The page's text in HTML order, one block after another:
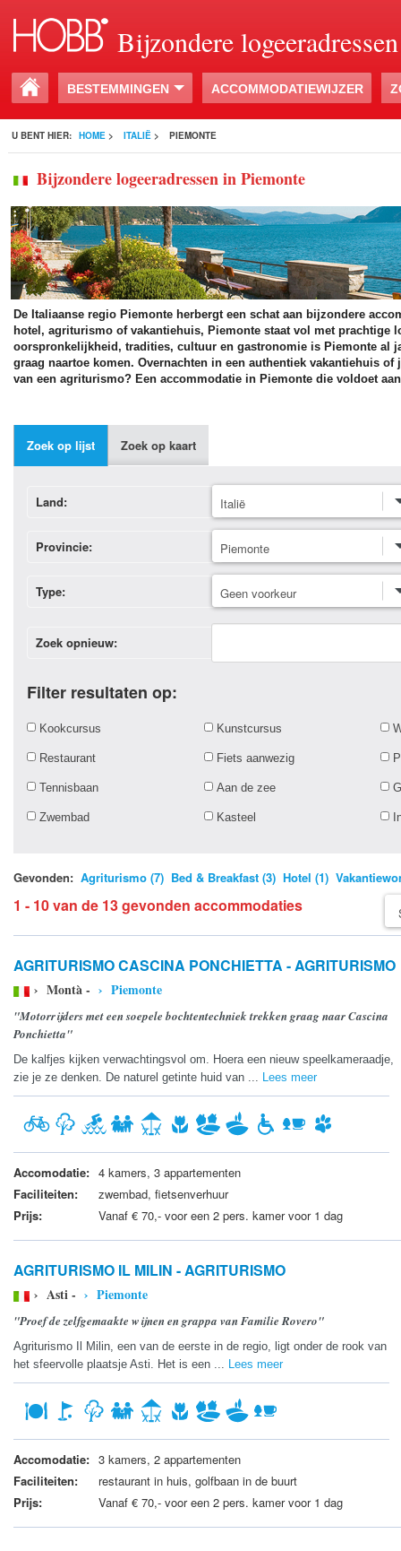
Bijzondere logeeradressen
BESTEMMINGEN ACCOMMODATIEWIJZER
U BENT HIER: HOME > ITALIË > PIEMONTE
Bijzondere logeeradressen in Piemonte
De Italiaanse regio Piemonte herbergt een schat aan bijzondere
hotel, agriturismo of vakantiehuis, Piemonte staat vol met prachtige
oorspronkelijkheid, tradities, cultuur en gastronomie is Piemonte al
graag naartoe komen. Overnachten in een authentiek vakantiehuis
van een agriturismo? Een accommodatie in Piemonte die voldoet
Zoek op lijst Zoek op kaart
Land:
Provincie:
Type:
Zoek opnieuw:
Filter resultaten op:
Kookcursus Kunstcursus
Restaurant Fiets aanwezig
Tennisbaan Aan de zee
Zwembad Kasteel
Gevonden: Agriturismo (7) Bed & Breakfast (3) Hotel (1)
1 - 10 van de 13 gevonden accommodaties
AGRITURISMO CASCINA PONCHIETTA - AGRITURISMO
› Montà - › Piemonte
"Motorrijders met een soepele bochtentechniek trekken graag naar Cascina
Ponchietta"
De kalfjes kijken verwachtingsvol om. Hoera een nieuw speelkameraadje,
zie je ze denken. De naturel getinte huid van ... Lees meer
Accomodatie: 4 kamers, 3 appartementen
Faciliteiten:
zwembad, fietsenverhuur
Prijs:
Vanaf € 70,- voor een 2 pers. kamer voor 1 dag
AGRITURISMO IL MILIN - AGRITURISMO
› Asti - › Piemonte
"Proef de zelfgemaakte wijnen en grappa van Familie Rovero"
Agriturismo Il Milin, een van de eerste in de regio, ligt onder de rook van
het sfeervolle plaatsje Asti. Het is een ... Lees meer
Accomodatie: 3 kamers, 2 appartementen
Faciliteiten:
restaurant in huis, golfbaan in de buurt
Prijs:
Vanaf € 70,- voor een 2 pers. kamer voor 1 dag